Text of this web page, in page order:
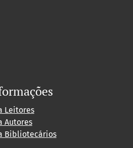
Leitores
Autores
Bibliotecários